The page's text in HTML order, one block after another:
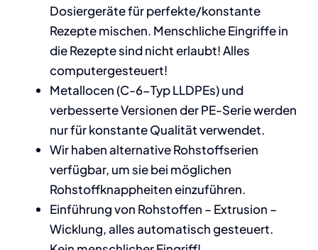
Dosiergeräte für perfekte/konstante
Rezepte mischen. Menschliche Eingriffe in
die Rezepte sind nicht erlaubt! Alles
computergesteuert!
Metallocen (C-6-Typ LLDPEs) und
verbesserte Versionen der PE-Serie werden
nur für konstante Qualität verwendet.
Wir haben alternative Rohstoffserien
verfügbar, um sie bei möglichen
Rohstoffknappheiten einzuführen.
Einführung von Rohstoffen – Extrusion –
Wicklung, alles automatisch gesteuert.